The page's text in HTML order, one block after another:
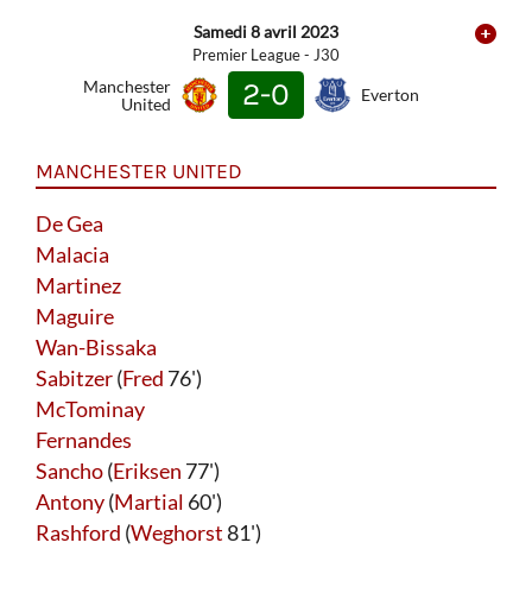
Samedi 8 avril 2023
Premier League - J30
Manchester
United
2-0 Everton
MANCHESTER UNITED
De Gea
Malacia
Martinez
Maguire
Wan-Bissaka
Sabitzer(Fred 76')
McTominay
Fernandes
Sancho(Eriksen 77')
Antony(Martial 60')
Rashford (Weghorst81')